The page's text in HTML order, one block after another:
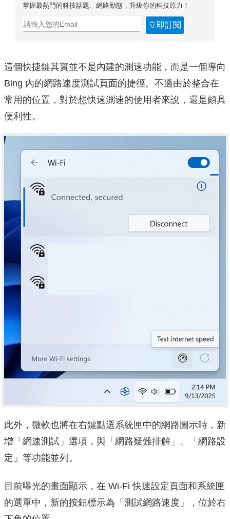
掌握最熱門的科技話題、網路動態，升級你的科技原力！
立即訂閱
這個快捷鍵其實並不是內建的測速功能，而是一個導向
Bing 內的網路速度測試頁面的捷徑。不過由於整合在
常用的位置，對於想快速測速的使用者來說，還是頗具
便利性。
此外，微軟也將在右鍵點選系統匣中的網路圖示時，新
增「網速測試」選項，與「網路疑難排解」、「網路設
定」等功能並列。
目前曝光的畫面顯示，在 Wi-Fi 快速設定頁面和系統匣
的選單中，新的按鈕標示為「測試網路速度」，位於右